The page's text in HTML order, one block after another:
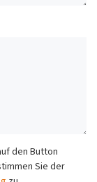
den Button
Sie der